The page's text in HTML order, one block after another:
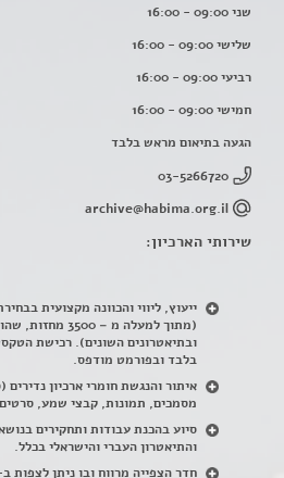
שני 09:00 - 16:00
שלישי 09:00 - 16:00
רביעי 09:00 - 16:00
חמישי 09:00 - 16:00
הגעה בתיאום מראש בלבד
03-5266720
archive@habima.org.il
שירותי הארכיון:
ייעוץ, ליווי והכוונה מקצועית
(מתוך למעלה מ –
ובתיאטרונים השונים). רכישת
בלבד ובפורמט מודפס.
איתור והנגשת חומרי ארכיון נדירים (
מסמכים, תמונות, קבצי שמע, סרטים
סיוע בהכנת עבודות ותחקירים
והתיאטרון העברי והישראלי בכלל.